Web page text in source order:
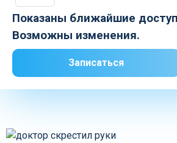
Показаны ближайшие
Возможны изменения.
Записаться